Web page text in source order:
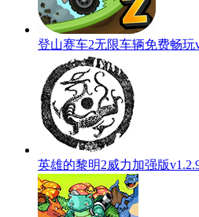
登山赛车2无限车辆免费畅玩
英雄的黎明2威力加强版